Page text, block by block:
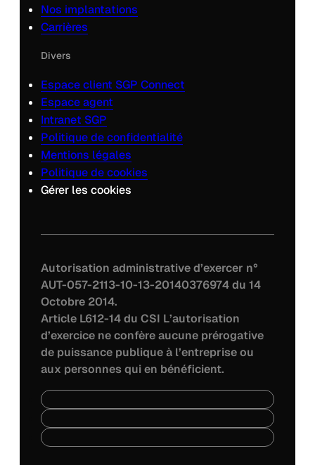
Nos implantations
Carrières
Divers
Espace client SGP Connect
Espace agent
Intranet SGP
Politique de confidentialité
Mentions légales
Politique de cookies
Gérer les cookies
Autorisation administrative d’exercer n°
AUT-057-2113-10-13-20140376974 du 14
Octobre 2014.
Article L612-14 du CSI L’autorisation
d’exercice ne confère aucune prérogative
de puissance publique à l’entreprise ou
aux personnes qui en bénéficient.